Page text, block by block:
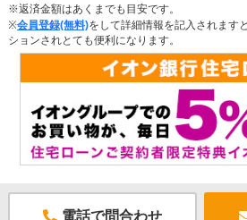
※返済金額はあくまでも目安です。
※会員登録(無料)をして詳細情報を記入されます
ションされとても便利になります。
電話で問合わせ